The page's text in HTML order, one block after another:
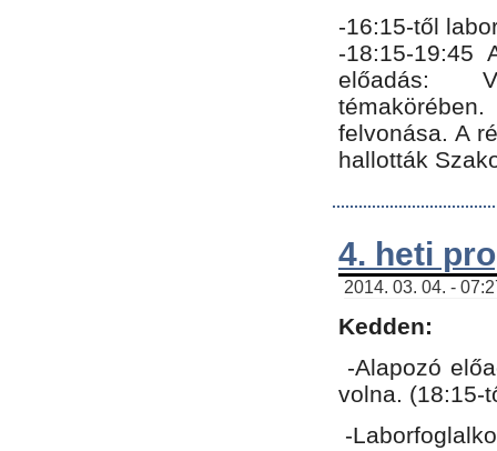
-16:15-től
-18:15-19:45
előadás:
felvonása. A
hallották
4. heti
2014. 03. 04. -
Kedden:
-Alapozó
volna. (18:15-
-